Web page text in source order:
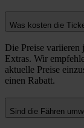
Was kosten die
Die Preise variieren
Extras. Wir
aktuelle Preise
einen Rabatt.
Sind die Fähren